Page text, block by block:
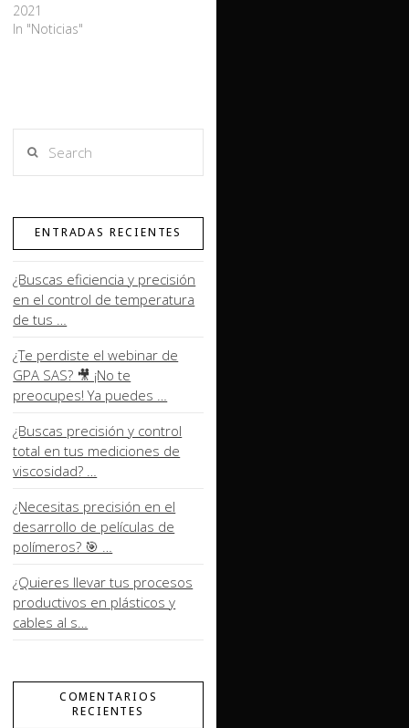
2021
In "Noticias"
ENTRADAS RECIENTES
¿Buscas eficiencia y precisión
en el control de temperatura
de tus …
¿Te perdiste el webinar de
GPA SAS? 🎥 ¡No te
preocupes! Ya puedes …
¿Buscas precisión y control
total en tus mediciones de
viscosidad? …
¿Necesitas precisión en el
desarrollo de películas de
polímeros? 🎯 …
¿Quieres llevar tus procesos
productivos en plásticos y
cables al s…
COMENTARIOS
RECIENTES